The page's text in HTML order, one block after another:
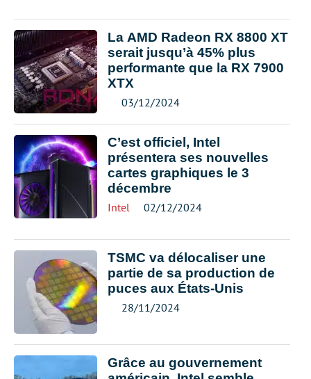
La AMD Radeon RX 8800 XT
serait jusqu’à 45% plus
performante que la RX 7900
XTX
03/12/2024
C’est officiel, Intel
présentera ses nouvelles
cartes graphiques le 3
décembre
Intel 02/12/2024
TSMC va délocaliser une
partie de sa production de
puces aux États-Unis
28/11/2024
Grâce au gouvernement